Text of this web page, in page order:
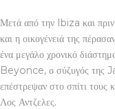
Μετά από την Ibiza και
και η οικογένειά της
ένα μεγάλο χρονικό
Beyonce, ο σύζυγός της
επέστρεψαν στο σπίτι τους
Λος Αντζελες.